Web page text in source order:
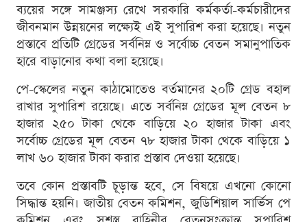
ব্যয়ের সঙ্গে সামঞ্জস্য রেখে সরকারি কর্মকর্তা-কর্মচারীদের
জীবনমান উন্নয়নের লক্ষ্যেই এই সুপারিশ করা হয়েছে। নতুন
প্রস্তাবে প্রতিটি গ্রেডের সর্বনিম্ন ও সর্বোচ্চ বেতন সমানুপাতিক
হারে বাড়ানোর কথা বলা হয়েছে।
পে-স্কেলের নতুন কাঠামোতেও বর্তমানের ২০টি গ্রেড বহাল
রাখার সুপারিশ রয়েছে। এতে সর্বনিম্ন গ্রেডের মূল বেতন ৮
হাজার ২৫০ টাকা থেকে বাড়িয়ে ২০ হাজার টাকা এবং
সর্বোচ্চ গ্রেডের মূল বেতন ৭৮ হাজার টাকা থেকে বাড়িয়ে ১
লাখ ৬০ হাজার টাকা করার প্রস্তাব দেওয়া হয়েছে।
তবে কোন প্রস্তাবটি চূড়ান্ত হবে, সে বিষয়ে এখনো কোনো
সিদ্ধান্ত হয়নি। জাতীয় বেতন কমিশন, জুডিশিয়াল সার্ভিস পে